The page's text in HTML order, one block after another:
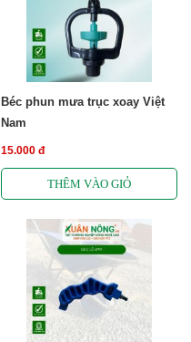
Béc phun mưa trục xoay Việt
Nam
15.000 đ